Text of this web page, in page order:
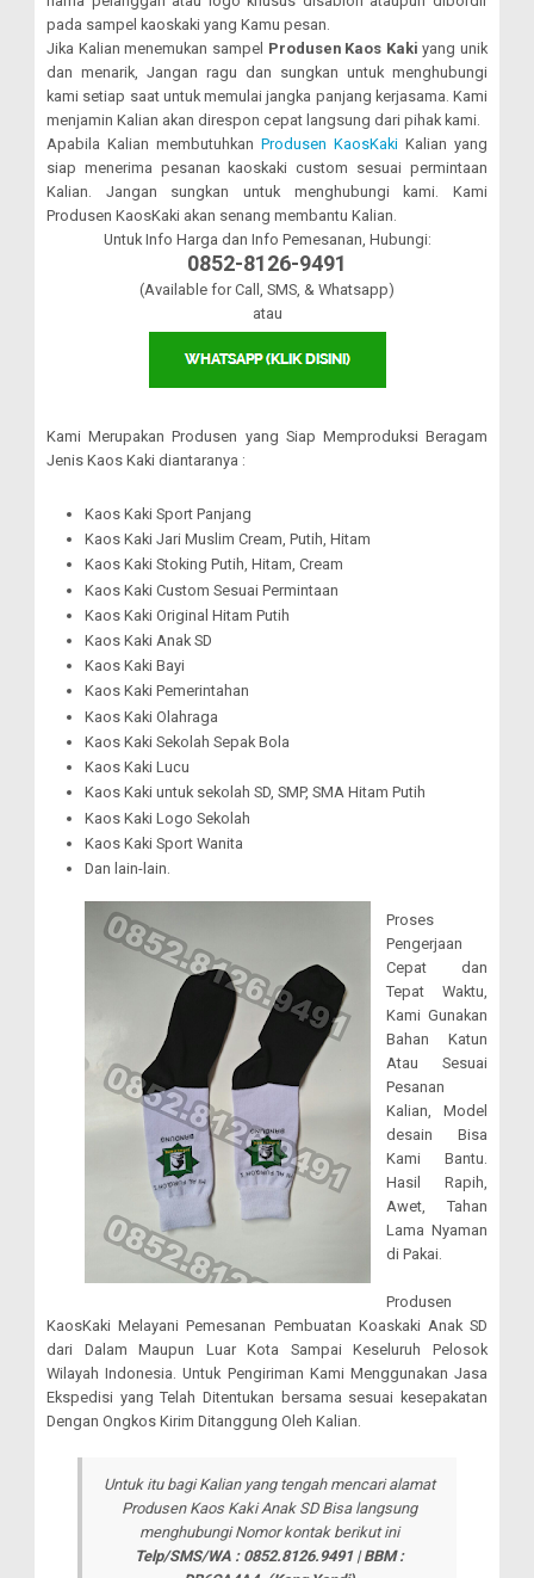
pada sampel kaoskaki yang Kamu pesan.
Jika Kalian menemukan sampel Produsen Kaos Kaki yang unik
dan menarik, Jangan ragu dan sungkan untuk menghubungi
kami setiap saat untuk memulai jangka panjang kerjasama. Kami
menjamin Kalian akan direspon cepat langsung dari pihak kami.
Apabila Kalian membutuhkan Produsen KaosKaki Kalian yang
siap menerima pesanan kaoskaki custom sesuai permintaan
Kalian. Jangan sungkan untuk menghubungi kami. Kami
Produsen KaosKaki akan senang membantu Kalian.
Untuk Info Harga dan Info Pemesanan, Hubungi:
0852-8126-9491
(Available for Call, SMS, & Whatsapp)
atau
Kami Merupakan Produsen yang Siap Memproduksi Beragam
Jenis Kaos Kaki diantaranya :
Kaos Kaki Sport Panjang
Kaos Kaki Jari Muslim Cream, Putih, Hitam
Kaos Kaki Stoking Putih, Hitam, Cream
Kaos Kaki Custom Sesuai Permintaan
Kaos Kaki Original Hitam Putih
Kaos Kaki Anak SD
Kaos Kaki Bayi
Kaos Kaki Pemerintahan
Kaos Kaki Olahraga
Kaos Kaki Sekolah Sepak Bola
Kaos Kaki Lucu
Kaos Kaki untuk sekolah SD, SMP, SMA Hitam Putih
Kaos Kaki Logo Sekolah
Kaos Kaki Sport Wanita
Dan lain-lain.
Proses
Pengerjaan
Cepat dan
Tepat Waktu,
Kami Gunakan
Bahan Katun
Atau Sesuai
Pesanan
Kalian, Model
desain Bisa
Kami Bantu.
Hasil Rapih,
Awet, Tahan
Lama Nyaman
di Pakai.
Produsen
KaosKaki Melayani Pemesanan Pembuatan Koaskaki Anak SD
dari Dalam Maupun Luar Kota Sampai Keseluruh Pelosok
Wilayah Indonesia. Untuk Pengiriman Kami Menggunakan Jasa
Ekspedisi yang Telah Ditentukan bersama sesuai kesepakatan
Dengan Ongkos Kirim Ditanggung Oleh Kalian.
Untuk itu bagi Kalian yang tengah mencari alamat
Produsen Kaos Kaki Anak SD Bisa langsung
menghubungi Nomor kontak berikut ini
Telp/SMS/WA : 0852.8126.9491 | BBM :